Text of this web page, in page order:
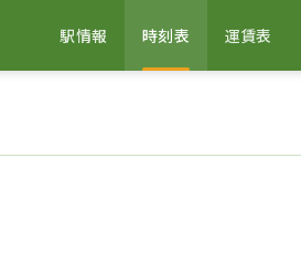
駅情報 時刻表 運賃表